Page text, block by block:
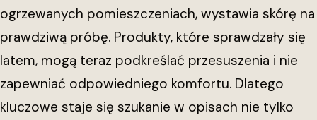
ogrzewanych pomieszczeniach, wystawia skórę na
prawdziwą próbę. Produkty, które sprawdzały się
latem, mogą teraz podkreślać przesuszenia i nie
zapewniać odpowiedniego komfortu. Dlatego
kluczowe staje się szukanie w opisach nie tylko